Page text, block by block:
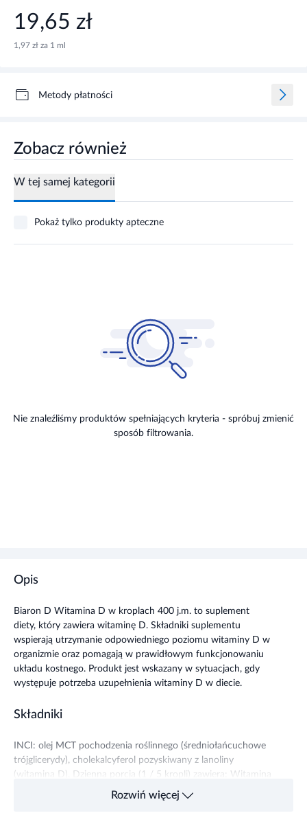
19,65 zł
1,97 zł za 1 ml
Metody płatności
Zobacz również
W tej samej kategorii
Pokaż tylko produkty apteczne
Nie znaleźliśmy produktów spełniających kryteria - spróbuj zmienić
sposób filtrowania.
Opis
Biaron D Witamina D w kroplach 400 j.m. to suplement
diety, który zawiera witaminę D. Składniki suplementu
wspierają utrzymanie odpowiedniego poziomu witaminy D w
organizmie oraz pomagają w prawidłowym funkcjonowaniu
układu kostnego. Produkt jest wskazany w sytuacjach, gdy
występuje potrzeba uzupełnienia witaminy D w diecie.
Składniki
INCI: olej MCT pochodzenia roślinnego (średniołańcuchowe
trójglicerydy), cholekalcyferol pozyskiwany z lanoliny
(witamina D). Dzienna porcja (1 / 5 kropli) zawiera: Witamina
D 400 j.m (10 ug) 200% RWS / 2000 j.m. (50 ug) 1000%
Rozwiń więcej